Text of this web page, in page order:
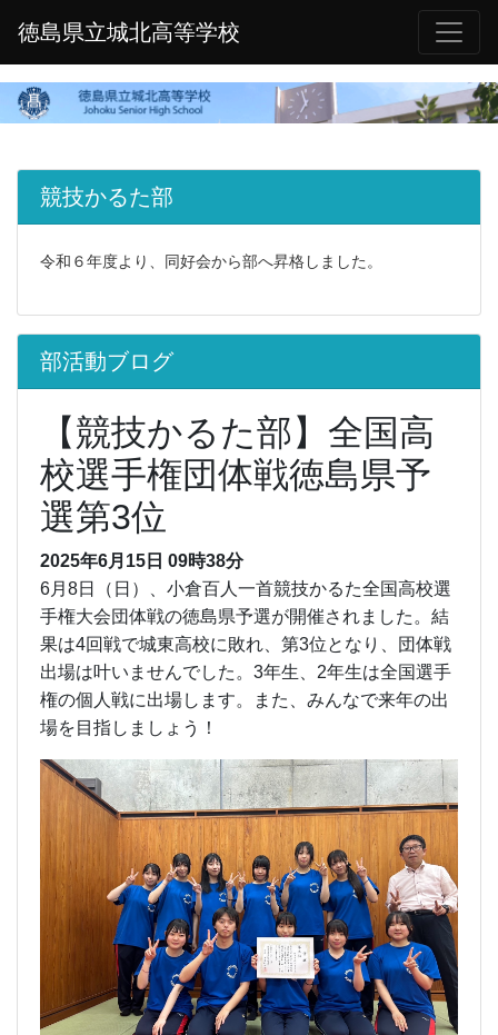
徳島県立城北高等学校
競技かるた部
令和６年度より、同好会から部へ昇格しました。
部活動ブログ
【競技かるた部】全国高
校選手権団体戦徳島県予
選第3位
2025年6月15日 09時38分
6月8日（日）、小倉百人一首競技かるた全国高校選
手権大会団体戦の徳島県予選が開催されました。結
果は4回戦で城東高校に敗れ、第3位となり、団体戦
出場は叶いませんでした。3年生、2年生は全国選手
権の個人戦に出場します。また、みんなで来年の出
場を目指しましょう！